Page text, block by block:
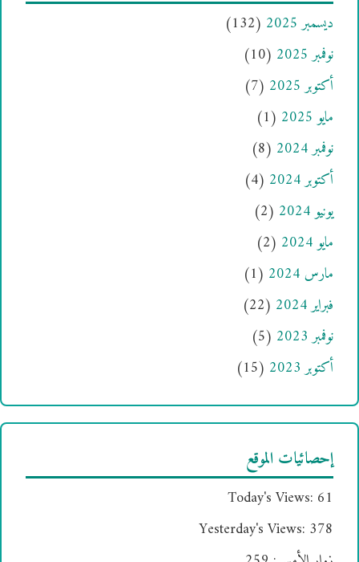
ديسمبر 2025
(132)
نوفمبر 2025
(10)
أكتوبر 2025
(7)
مايو 2025
(1)
نوفمبر 2024
(8)
أكتوبر 2024
(4)
يونيو 2024
(2)
مايو 2024
(2)
مارس 2024
(1)
فبراير 2024
(22)
نوفمبر 2023
(5)
أكتوبر 2023
(15)
إحصائيات الموقع
Today's Views: 61
Yesterday's Views: 378